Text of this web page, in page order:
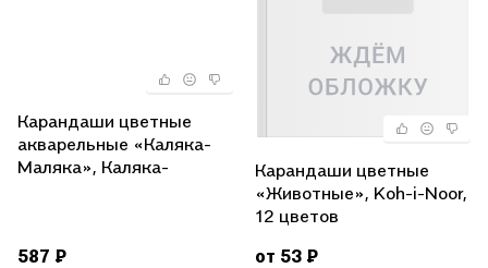
Карандаши цветные
акварельные «Каляка-
Маляка», Каляка-
587 ₽
Карандаши цветные
«Животные», Koh-i-Noor,
12 цветов
от 53 ₽